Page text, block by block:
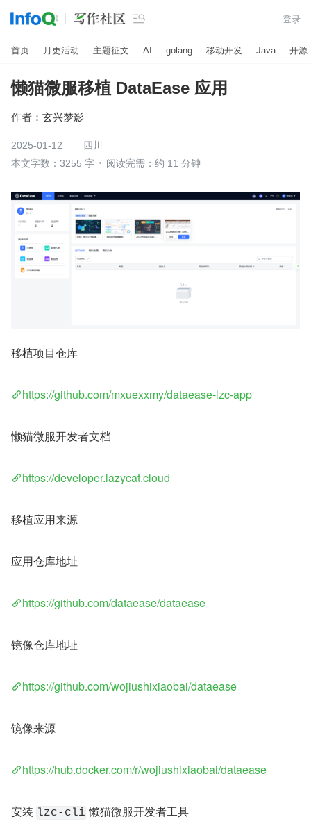
 登录
首页 月更活动 主题征文 AI golang 移动开发 Java 开源
懒猫微服移植 DataEase 应用
作者： 玄兴梦影
2025-01-12
四川
本文字数：3255 字
阅读完需：约 11 分钟
移植项目仓库
https://github.com/mxuexxmy/dataease-lzc-app
懒猫微服开发者文档
https://developer.lazycat.cloud
移植应用来源
应用仓库地址
https://github.com/dataease/dataease
镜像仓库地址
https://github.com/wojiushixiaobai/dataease
镜像来源
https://hub.docker.com/r/wojiushixiaobai/dataease
安装 lzc-cli 懒猫微服开发者工具